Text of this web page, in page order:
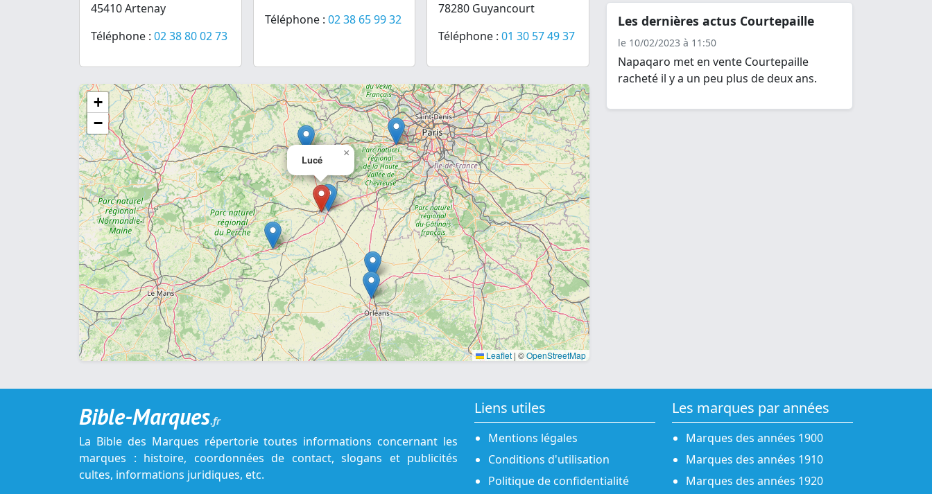
45410 Artenay
Téléphone : 02 38 80 02 73
Téléphone : 02 38 65 99 32
78280 Guyancourt
Téléphone :01 30 57 49 37
Lucé
×
+
−
Leaflet | ©OpenStreetMap
Les dernières actus Courtepaille
le 10/02/2023 à 11:50
Napaqaro met en vente Courtepaille
racheté il y a un peu plus de deux ans.
Bible-Marques.fr
La Bible des Marques répertorie toutes informations concernant les
marques : histoire, coordonnées de contact, slogans et publicités
cultes, informations juridiques, etc.
Liens utiles
Mentions légales
Conditions d'utilisation
Politique de confidentialité
Les marques par années
Marques des années 1900
Marques des années 1910
Marques des années 1920